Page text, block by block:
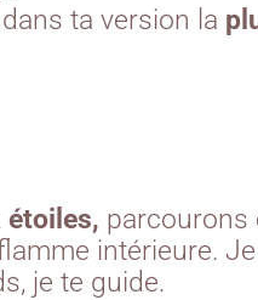
dans ta version la
étoiles, parcourons
intérieure.
je te guide.